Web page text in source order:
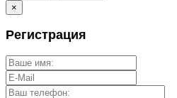
×
Регистрация